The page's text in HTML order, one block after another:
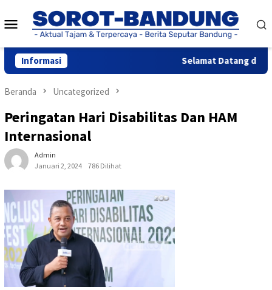
ke
konten
Menu
Mobile
Informasi Selamat Datang di
Beranda Uncategorized
Peringatan Hari Disabilitas Dan HAM
Internasional
Admin
Januari 2, 2024
786 Dilihat